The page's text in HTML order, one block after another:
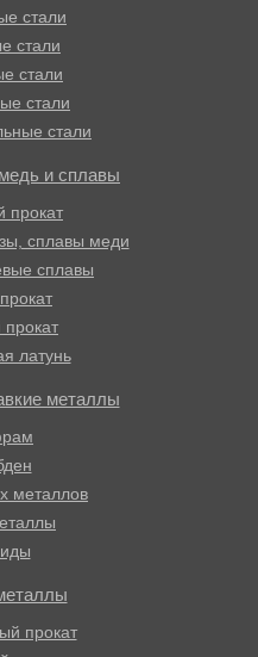
стали
стали
стали
стали
стали
и сплавы
прокат
сплавы меди
сплавы
латунь
металлы
металлов
прокат